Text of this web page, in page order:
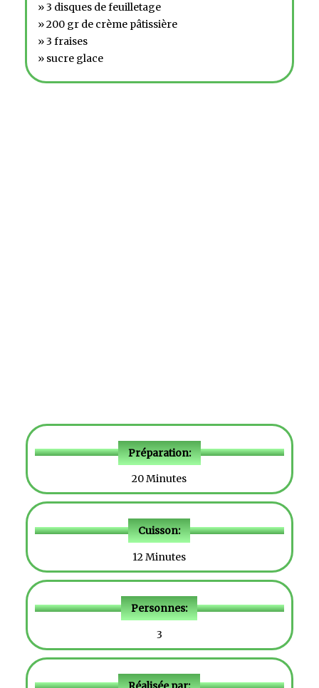
» 3 disques de feuilletage
» 200 gr de crème pâtissière
» 3 fraises
» sucre glace
Préparation:
20 Minutes
Cuisson:
12 Minutes
Personnes:
3